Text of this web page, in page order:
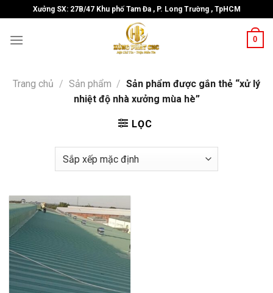
to
content
Xưởng SX: 27B/47 Khu phố Tam Đa , P. Long Trường , TpHCM
0
Trang chủ / Sản phẩm / Sản phẩm được gắn thẻ “xử lý
nhiệt độ nhà xưởng mùa hè”
LỌC